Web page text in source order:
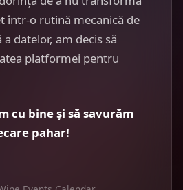
într-o rutină mecanică de
datelor, am decis să
platformei pentru
cu bine și să savurăm
pahar!